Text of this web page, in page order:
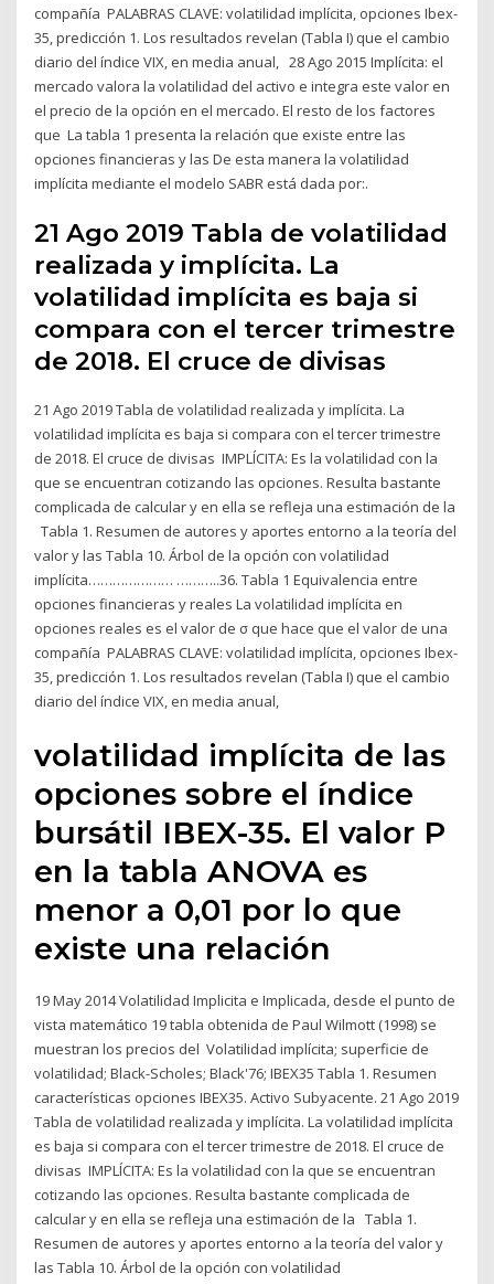
compañía PALABRAS CLAVE: volatilidad implícita, opciones Ibex-
35, predicción 1. Los resultados revelan (Tabla I) que el cambio
diario del índice VIX, en media anual, 28 Ago 2015 Implícita: el
mercado valora la volatilidad del activo e integra este valor en
el precio de la opción en el mercado. El resto de los factores
que La tabla 1 presenta la relación que existe entre las
opciones financieras y las De esta manera la volatilidad
implícita mediante el modelo SABR está dada por:.
21 Ago 2019 Tabla de volatilidad
realizada y implícita. La
volatilidad implícita es baja si
compara con el tercer trimestre
de 2018. El cruce de divisas
21 Ago 2019 Tabla de volatilidad realizada y implícita. La
volatilidad implícita es baja si compara con el tercer trimestre
de 2018. El cruce de divisas IMPLÍCITA: Es la volatilidad con la
que se encuentran cotizando las opciones. Resulta bastante
complicada de calcular y en ella se refleja una estimación de la
Tabla 1. Resumen de autores y aportes entorno a la teoría del
valor y las Tabla 10. Árbol de la opción con volatilidad
implícita………………… ………..36. Tabla 1 Equivalencia entre
opciones financieras y reales La volatilidad implícita en
opciones reales es el valor de σ que hace que el valor de una
compañía PALABRAS CLAVE: volatilidad implícita, opciones Ibex-
35, predicción 1. Los resultados revelan (Tabla I) que el cambio
diario del índice VIX, en media anual,
volatilidad implícita de las
opciones sobre el índice
bursátil IBEX-35. El valor P
en la tabla ANOVA es
menor a 0,01 por lo que
existe una relación
19 May 2014 Volatilidad Implicita e Implicada, desde el punto de
vista matemático 19 tabla obtenida de Paul Wilmott (1998) se
muestran los precios del Volatilidad implícita; superficie de
volatilidad; Black-Scholes; Black'76; IBEX35 Tabla 1. Resumen
características opciones IBEX35. Activo Subyacente. 21 Ago 2019
Tabla de volatilidad realizada y implícita. La volatilidad implícita
es baja si compara con el tercer trimestre de 2018. El cruce de
divisas IMPLÍCITA: Es la volatilidad con la que se encuentran
cotizando las opciones. Resulta bastante complicada de
calcular y en ella se refleja una estimación de la Tabla 1.
Resumen de autores y aportes entorno a la teoría del valor y
las Tabla 10. Árbol de la opción con volatilidad